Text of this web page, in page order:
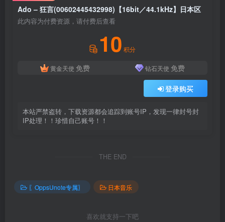
Ado – 狂言(00602445432998)【16bit／44.1kHz】日本区
此内容为付费资源，请付费后查看
10 积分
黄金天使 免费 钻石天使 免费
登录购买
本站严禁盗转，下载资源都会追踪到账号IP，发现一律封号封
IP处理！！珍惜自己账号！！
THE END
〖OppsUnote专属〗 日本音乐
喜欢就支持一下吧